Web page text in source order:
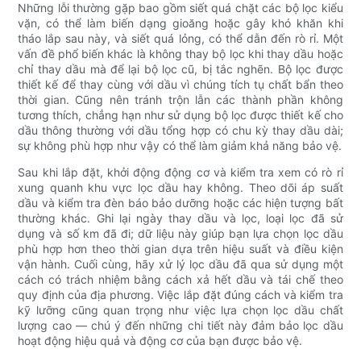
Những lỗi thường gặp bao gồm siết quá chặt các bộ lọc kiểu
vặn, có thể làm biến dạng gioăng hoặc gây khó khăn khi
tháo lắp sau này, và siết quá lỏng, có thể dẫn đến rò rỉ. Một
vấn đề phổ biến khác là không thay bộ lọc khi thay dầu hoặc
chỉ thay dầu mà để lại bộ lọc cũ, bị tắc nghẽn. Bộ lọc được
thiết kế để thay cùng với dầu vì chúng tích tụ chất bẩn theo
thời gian. Cũng nên tránh trộn lẫn các thành phần không
tương thích, chẳng hạn như sử dụng bộ lọc được thiết kế cho
dầu thông thường với dầu tổng hợp có chu kỳ thay dầu dài;
sự không phù hợp như vậy có thể làm giảm khả năng bảo vệ.
Sau khi lắp đặt, khởi động động cơ và kiểm tra xem có rò rỉ
xung quanh khu vực lọc dầu hay không. Theo dõi áp suất
dầu và kiểm tra đèn báo bảo dưỡng hoặc các hiện tượng bất
thường khác. Ghi lại ngày thay dầu và lọc, loại lọc đã sử
dụng và số km đã đi; dữ liệu này giúp bạn lựa chọn lọc dầu
phù hợp hơn theo thời gian dựa trên hiệu suất và điều kiện
vận hành. Cuối cùng, hãy xử lý lọc dầu đã qua sử dụng một
cách có trách nhiệm bằng cách xả hết dầu và tái chế theo
quy định của địa phương. Việc lắp đặt đúng cách và kiểm tra
kỹ lưỡng cũng quan trọng như việc lựa chọn lọc dầu chất
lượng cao — chú ý đến những chi tiết này đảm bảo lọc dầu
hoạt động hiệu quả và động cơ của bạn được bảo vệ.